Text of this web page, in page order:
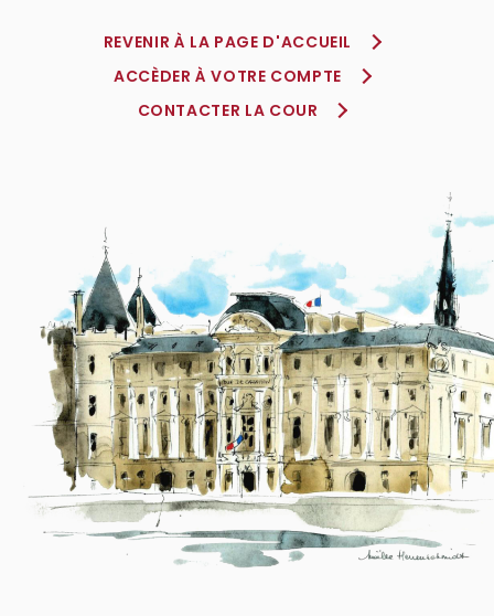
REVENIR À LA PAGE D'ACCUEIL
ACCÈDER À VOTRE COMPTE
CONTACTER LA COUR